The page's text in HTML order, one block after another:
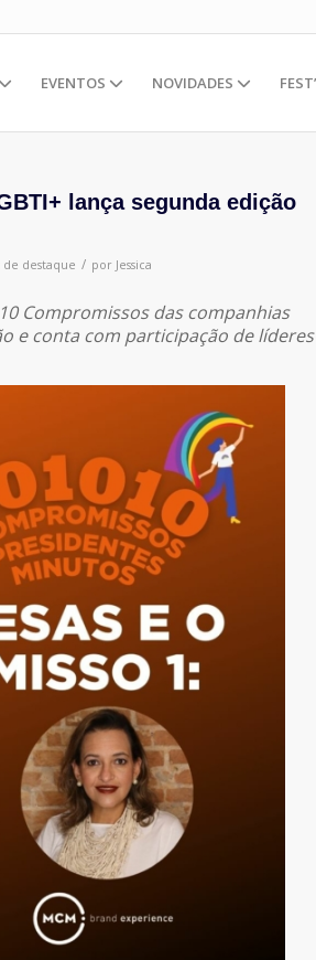
EVENTOS NOVIDADES
lança segunda edição
de destaque / por Jessica
Compromissos das companhias
e conta com participação de líderes